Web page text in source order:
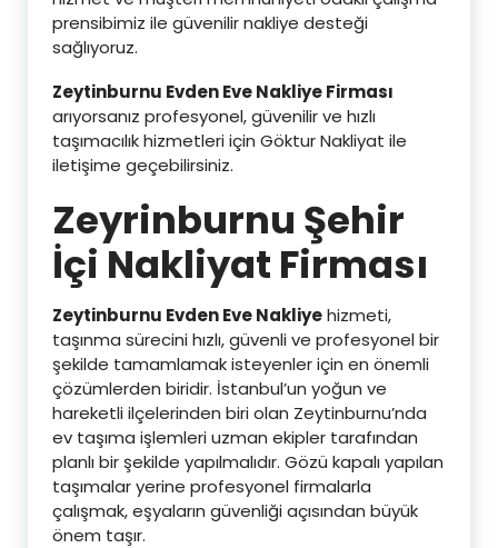
prensibimiz ile güvenilir nakliye desteği
sağlıyoruz.
Zeytinburnu Evden Eve Nakliye Firması
arıyorsanız profesyonel, güvenilir ve hızlı
taşımacılık hizmetleri için Göktur Nakliyat ile
iletişime geçebilirsiniz.
Zeyrinburnu Şehir
İçi Nakliyat Firması
Zeytinburnu Evden Eve Nakliyehizmeti,
taşınma sürecini hızlı, güvenli ve profesyonel bir
şekilde tamamlamak isteyenler için en önemli
çözümlerden biridir. İstanbul’un yoğun ve
hareketli ilçelerinden biri olan Zeytinburnu’nda
ev taşıma işlemleri uzman ekipler tarafından
planlı bir şekilde yapılmalıdır. Gözü kapalı yapılan
taşımalar yerine profesyonel firmalarla
çalışmak, eşyaların güvenliği açısından büyük
önem taşır.